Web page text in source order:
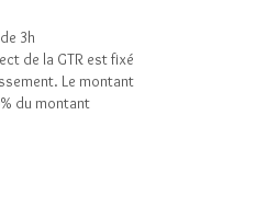
3h
de la GTR est fixé
Le montant
du montant